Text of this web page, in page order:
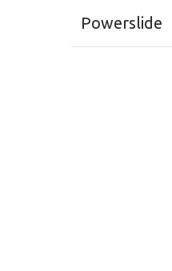
Powerslide